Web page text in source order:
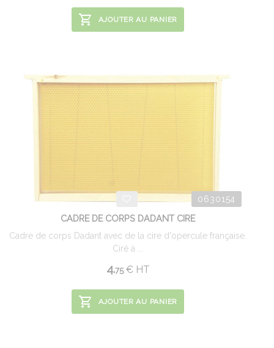
AJOUTER AU PANIER
0630154
CADRE DE CORPS DADANT CIRE
Cadre de corps Dadant avec de la cire d'opercule française.
Ciré à ...
4.75 €HT
AJOUTER AU PANIER